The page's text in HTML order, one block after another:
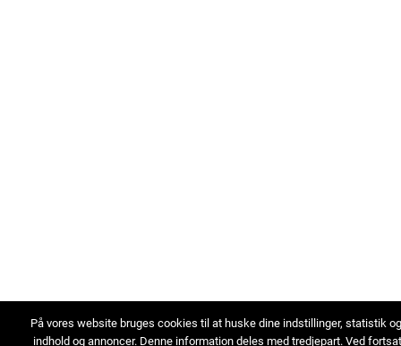
På vores website bruges cookies til at huske dine indstillinger, statistik
indhold og annoncer. Denne information deles med tredjepart. Ved